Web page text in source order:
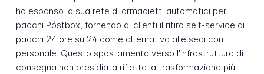
ha espanso la sua rete di armadietti automatici per
pacchi Póstbox, fornendo ai clienti il ritiro self-service di
pacchi 24 ore su 24 come alternativa alle sedi con
personale. Questo spostamento verso l'infrastruttura di
consegna non presidiata riflette la trasformazione più